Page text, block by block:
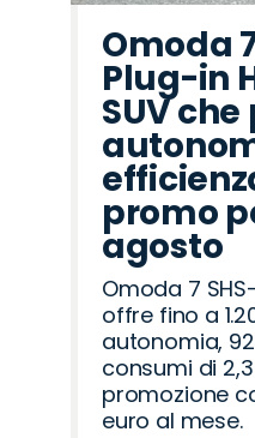
Omoda
Plug-in
SUV
promo
agosto
Omoda 7
offre fino a
autonomia,
consumi di
promozione
euro al mese.